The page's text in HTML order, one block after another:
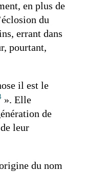
en plus de
du
errant dans
pourtant,
il est le
». Elle
de
leur
du nom